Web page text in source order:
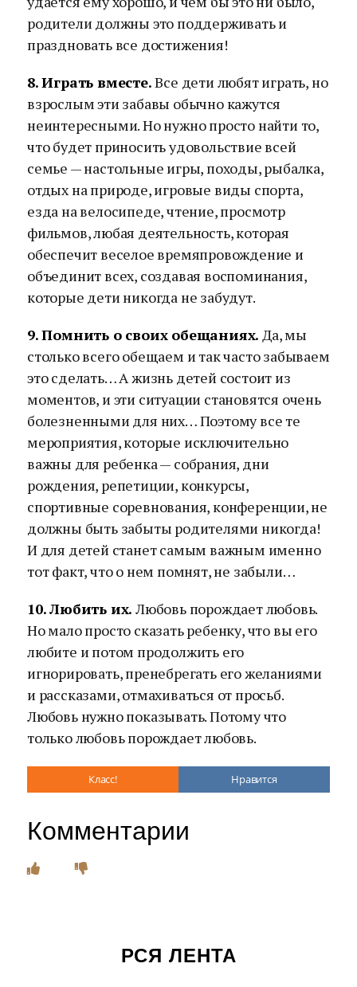
родители должны это поддерживать и
праздновать все достижения!
8. Играть вместе.Все дети любят играть, но
взрослым эти забавы обычно кажутся
неинтересными. Но нужно просто найти то,
что будет приносить удовольствие всей
семье — настольные игры, походы, рыбалка,
отдых на природе, игровые виды спорта,
езда на велосипеде, чтение, просмотр
фильмов, любая деятельность, которая
обеспечит веселое времяпровождение и
объединит всех, создавая воспоминания,
которые дети никогда не забудут.
9. Помнить о своих обещаниях. Да, мы
столько всего обещаем и так часто забываем
это сделать… А жизнь детей состоит из
моментов, и эти ситуации становятся очень
болезненными для них… Поэтому все те
мероприятия, которые исключительно
важны для ребенка — собрания, дни
рождения, репетиции, конкурсы,
спортивные соревнования, конференции, не
должны быть забыты родителями никогда!
И для детей станет самым важным именно
тот факт, что о нем помнят, не забыли…
10. Любить их. Любовь порождает любовь.
Но мало просто сказать ребенку, что вы его
любите и потом продолжить его
игнорировать, пренебрегать его желаниями
и рассказами, отмахиваться от просьб.
Любовь нужно показывать. Потому что
только любовь порождает любовь.
Класс! Нравится
Комментарии
РСЯ ЛЕНТА